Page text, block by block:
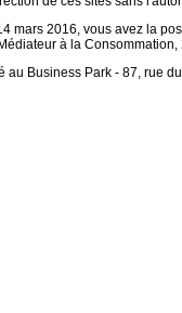
mars 2016, vous avez la
à la
Business Park - 87, rue